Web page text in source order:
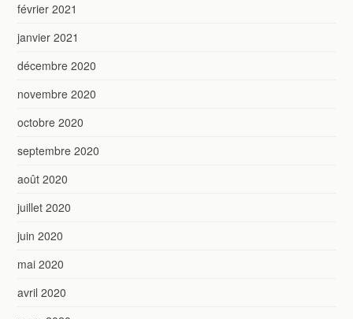
février 2021
janvier 2021
décembre 2020
novembre 2020
octobre 2020
septembre 2020
août 2020
juillet 2020
juin 2020
mai 2020
avril 2020